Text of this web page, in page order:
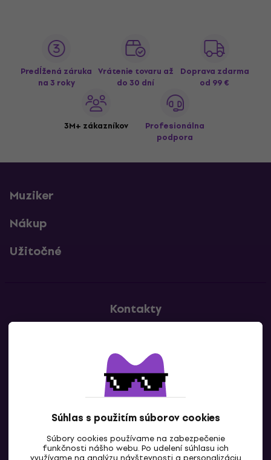
Súhlas s použitím súborov cookies
Súbory cookies používame na zabezpečenie
funkčnosti nášho webu. Po udelení súhlasu ich
Predĺžená záruka
na 3 roky
Vrátenie tovaru až
do 30 dní
Doprava zdarma
od 99 €
3M+ zákazníkov
Profesionálna
podpora
Muziker
Nákup
Užitočné
Kontakty
SK